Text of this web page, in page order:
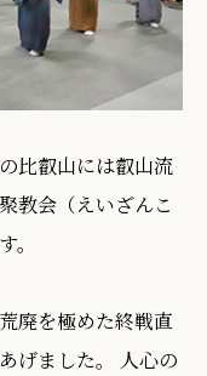
比叡山には叡山流
教会（えいざんこ
廃を極めた終戦直
げました。 人心の